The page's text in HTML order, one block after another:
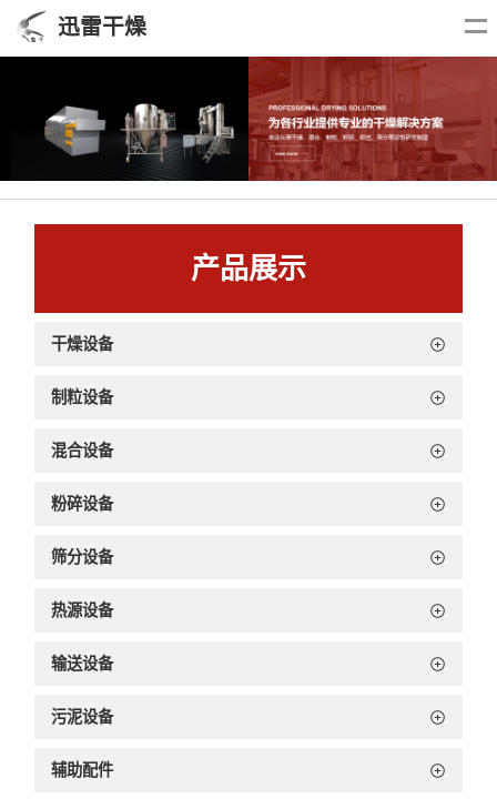
迅雷干燥
产品展示
干燥设备
制粒设备
混合设备
粉碎设备
筛分设备
热源设备
输送设备
污泥设备
辅助配件